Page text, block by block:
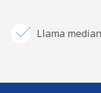
Llama